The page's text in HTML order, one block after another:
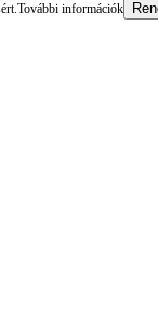
További információk